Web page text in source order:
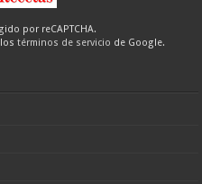
por reCAPTCHA.
términos de servicio de Google.